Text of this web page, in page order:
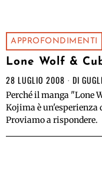
APPROFONDIMENTI
Lone Wolf &
28 LUGLIO 2008 DI
Perché il manga "Lone
Kojima è un'esperienza
Proviamo a rispondere.